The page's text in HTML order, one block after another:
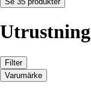
Utrustning
Filter
Varumärke